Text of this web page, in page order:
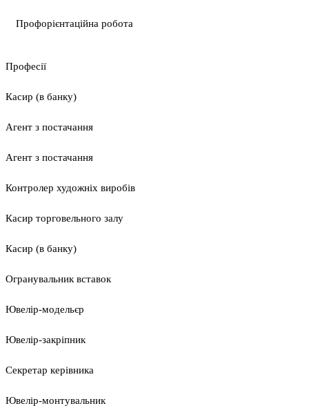
Профорієнтаційна робота
Професії
Касир (в банку)
Агент з постачання
Агент з постачання
Контролер художніх виробів
Касир торговельного залу
Касир (в банку)
Огранувальник вставок
Ювелір-модельєр
Ювелір-закріпник
Секретар керівника
Ювелір-монтувальник